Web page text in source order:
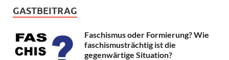
GASTBEITRAG
Faschismus oder Formierung? Wie
faschismusträchtig ist die
gegenwärtige Situation?